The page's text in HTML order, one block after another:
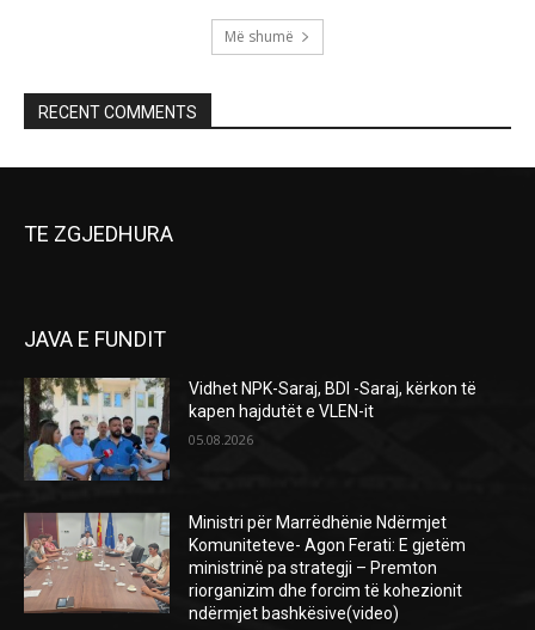
Më shumë
RECENT COMMENTS
TE ZGJEDHURA
JAVA E FUNDIT
Vidhet NPK-Saraj, BDI -Saraj, kërkon të
kapen hajdutët e VLEN-it
05.08.2026
Ministri për Marrëdhënie Ndërmjet
Komuniteteve- Agon Ferati: E gjetëm
ministrinë pa strategji – Premton
riorganizim dhe forcim të kohezionit
ndërmjet bashkësive(video)